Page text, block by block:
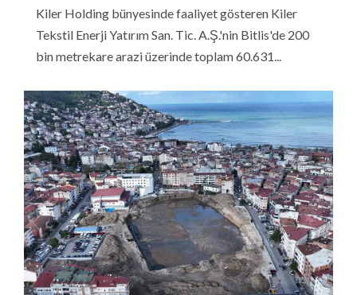
Kiler Holding bünyesinde faaliyet gösteren Kiler
Tekstil Enerji Yatırım San. Tic. A.Ş.'nin Bitlis'de 200
bin metrekare arazi üzerinde toplam 60.631...